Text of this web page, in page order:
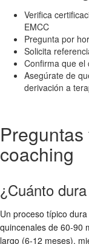
Verifica
EMCC
Pregunta por
Solicita
Confirma que el
Asegúrate de
derivación a
coaching
¿Cuánto
Un proceso típico
quincenales de 60-90
largo (6-12 meses),